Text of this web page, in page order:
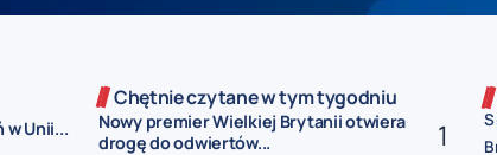
Unii...
Chętnie czytane w tym tygodniu
Nowy premier Wielkiej Brytanii otwiera
drogę do odwiertów...